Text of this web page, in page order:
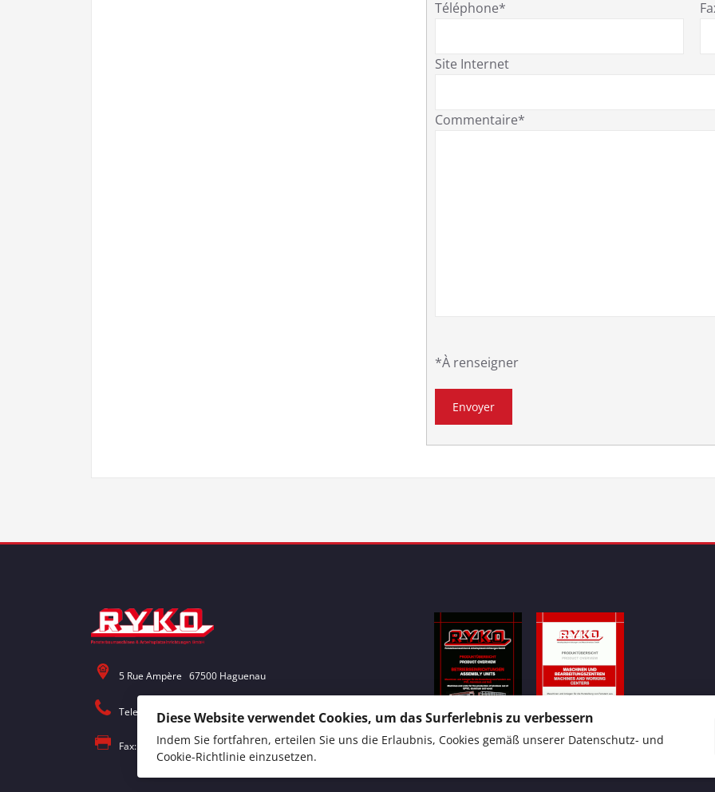
Téléphone*
Site Internet
Commentaire*
*À renseigner
5 Rue Ampère 67500 Haguenau
Telefon: (+33) 0388 63 9999
Fax: (+33) 0388 63 9990
Diese Website verwendet Cookies, um das Surferlebnis zu verbessern
Indem Sie fortfahren, erteilen Sie uns die Erlaubnis, Cookies gemäß unserer Datenschutz- und
Cookie-Richtlinie einzusetzen.